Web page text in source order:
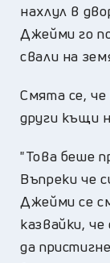
нахлул в
Джейми го
свали на
Смята се, че
други къщи
"Това беше
Въпреки че
Джейми се
казвайки,
да